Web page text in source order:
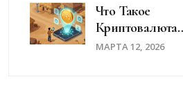
Токены
Что Такое
Криптовалюта
Humaniq (HMQ):
МАРТА 12, 2026